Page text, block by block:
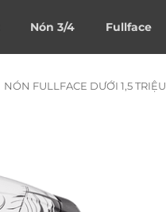
Nón 3/4 Fullface
NÓN FULLFACE DƯỚI 1,5 TRIỆU